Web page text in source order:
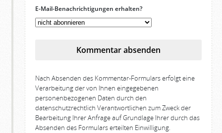
E-Mail-Benachrichtigungen erhalten?
Kommentar absenden
Nach Absenden des Kommentar-Formulars erfolgt eine
Verarbeitung der von Ihnen eingegebenen
personenbezogenen Daten durch den
datenschutzrechtlich Verantwortlichen zum Zweck der
Bearbeitung Ihrer Anfrage auf Grundlage Ihrer durch das
Absenden des Formulars erteilten Einwilligung.